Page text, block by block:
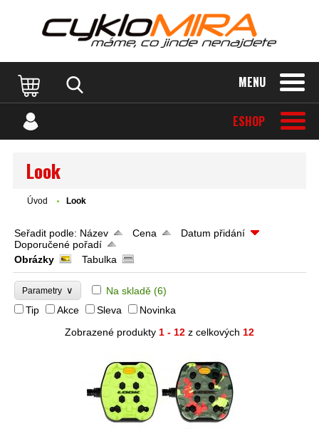
MENU
ESHOP
Look
Úvod Look
Seřadit podle: Název Cena
Datum přidání
Doporučené pořadí
Obrázky
Tabulka
Parametry ∨ Na skladě (6)
Tip
Akce Sleva
Novinka
Zobrazené produkty 1 - 12 z celkových 12